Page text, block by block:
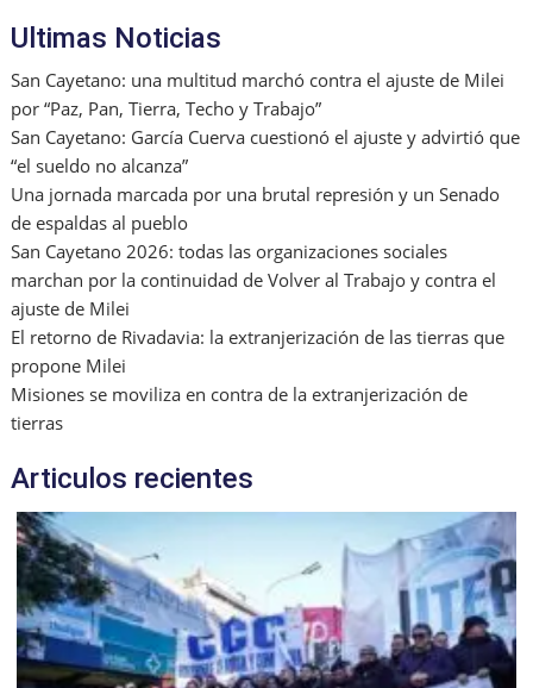
k
Ultimas Noticias
San Cayetano: una multitud marchó contra el ajuste de Milei
por “Paz, Pan, Tierra, Techo y Trabajo”
San Cayetano: García Cuerva cuestionó el ajuste y advirtió que
“el sueldo no alcanza”
Una jornada marcada por una brutal represión y un Senado
de espaldas al pueblo
San Cayetano 2026: todas las organizaciones sociales
marchan por la continuidad de Volver al Trabajo y contra el
ajuste de Milei
El retorno de Rivadavia: la extranjerización de las tierras que
propone Milei
Misiones se moviliza en contra de la extranjerización de
tierras
Articulos recientes